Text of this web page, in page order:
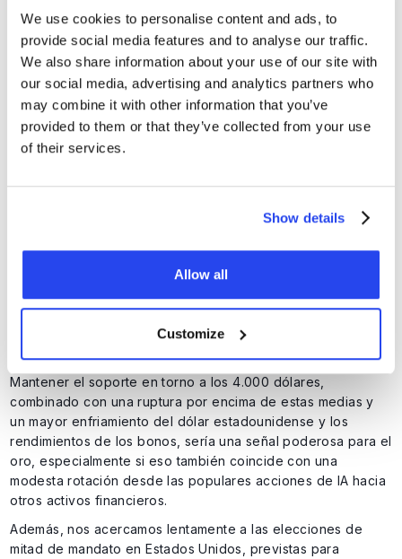
We use cookies to personalise content and ads, to
provide social media features and to analyse our traffic.
We also share information about your use of our site with
our social media, advertising and analytics partners who
may combine it with other information that you’ve
provided to them or that they’ve collected from your use
of their services.
Show details
Allow all
Customize
El oro debe romper las medias móviles exponenciales de 12 y 21
días. Fuente: TradingView
Mantener el soporte en torno a los 4.000 dólares,
combinado con una ruptura por encima de estas medias y
un mayor enfriamiento del dólar estadounidense y los
rendimientos de los bonos, sería una señal poderosa para el
oro, especialmente si eso también coincide con una
modesta rotación desde las populares acciones de IA hacia
otros activos financieros.
Además, nos acercamos lentamente a las elecciones de
mitad de mandato en Estados Unidos, previstas para